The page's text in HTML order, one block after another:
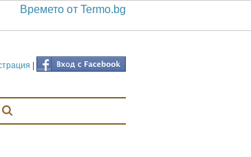
Времето от Termo.bg
|